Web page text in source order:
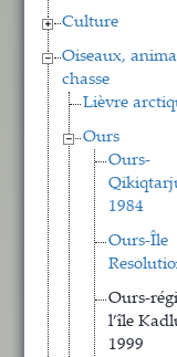
Culture
Oiseaux,
chasse
Lièvre
Ours
Ours-
1984
Ours-Île
Ours-
l’île
1999